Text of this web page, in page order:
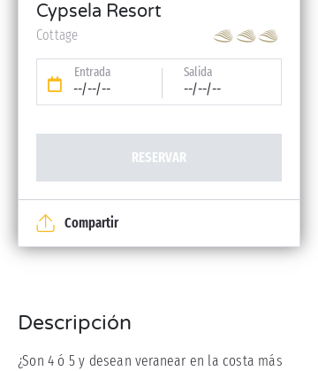
Cypsela Resort
Cottage
Entrada
--/--/--
Salida
--/--/--
RESERVAR
Compartir
Descripción
¿Son 4 ó 5 y desean veranear en la costa más